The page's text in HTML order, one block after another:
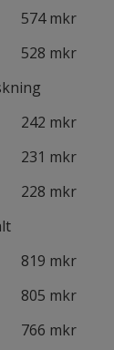
574 mkr
528 mkr
242 mkr
231 mkr
228 mkr
819 mkr
805 mkr
766 mkr